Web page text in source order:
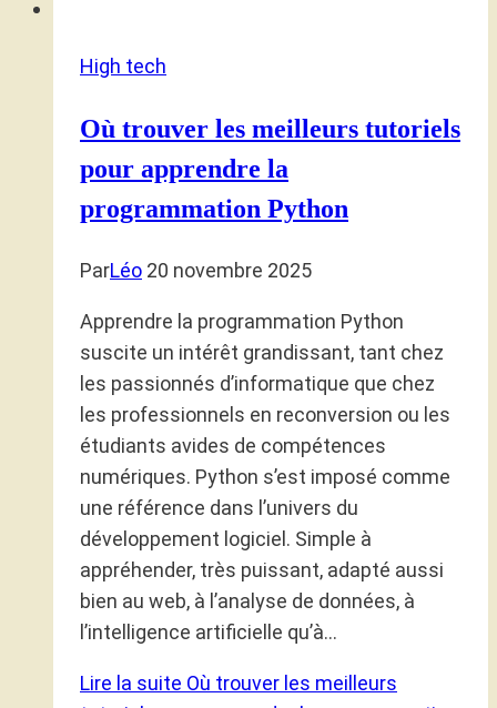
High tech
Où trouver les meilleurs tutoriels
pour apprendre la
programmation Python
ParLéo 20 novembre 2025
Apprendre la programmation Python
suscite un intérêt grandissant, tant chez
les passionnés d’informatique que chez
les professionnels en reconversion ou les
étudiants avides de compétences
numériques. Python s’est imposé comme
une référence dans l’univers du
développement logiciel. Simple à
appréhender, très puissant, adapté aussi
bien au web, à l’analyse de données, à
l’intelligence artificielle qu’à…
Lire la suite Où trouver les meilleurs